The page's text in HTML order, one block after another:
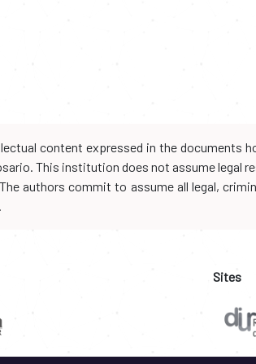
content expressed in the
This institution does not assume
authors commit to assume all legal,
Sites